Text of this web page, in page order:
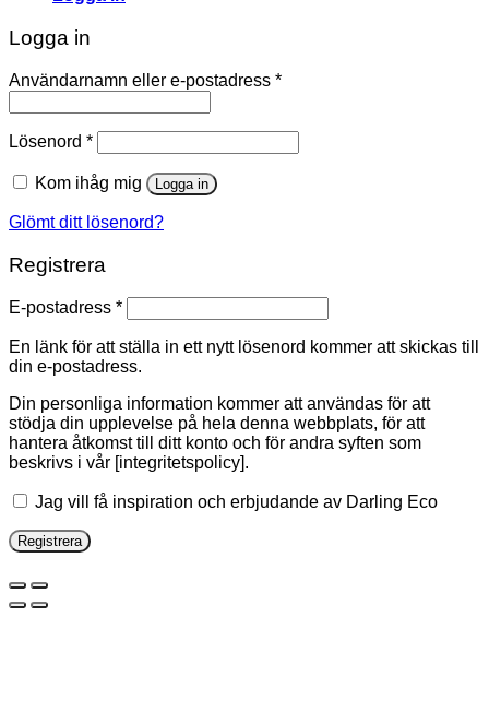
Logga in
Användarnamn eller e-postadress *
Lösenord *
Kom ihåg mig Logga in
Glömt ditt lösenord?
Registrera
E-postadress *
En länk för att ställa in ett nytt lösenord kommer att skickas till
din e-postadress.
Din personliga information kommer att användas för att
stödja din upplevelse på hela denna webbplats, för att
hantera åtkomst till ditt konto och för andra syften som
beskrivs i vår [integritetspolicy].
Jag vill få inspiration och erbjudande av Darling Eco
Registrera